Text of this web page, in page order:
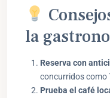
la
Reserva con
concurridos como
Prueba el café